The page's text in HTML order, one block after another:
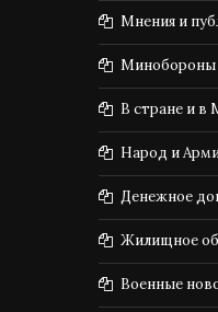
Мнения и
Минобороны
В стране и в
Народ и
Денежное
Жилищное
Военные